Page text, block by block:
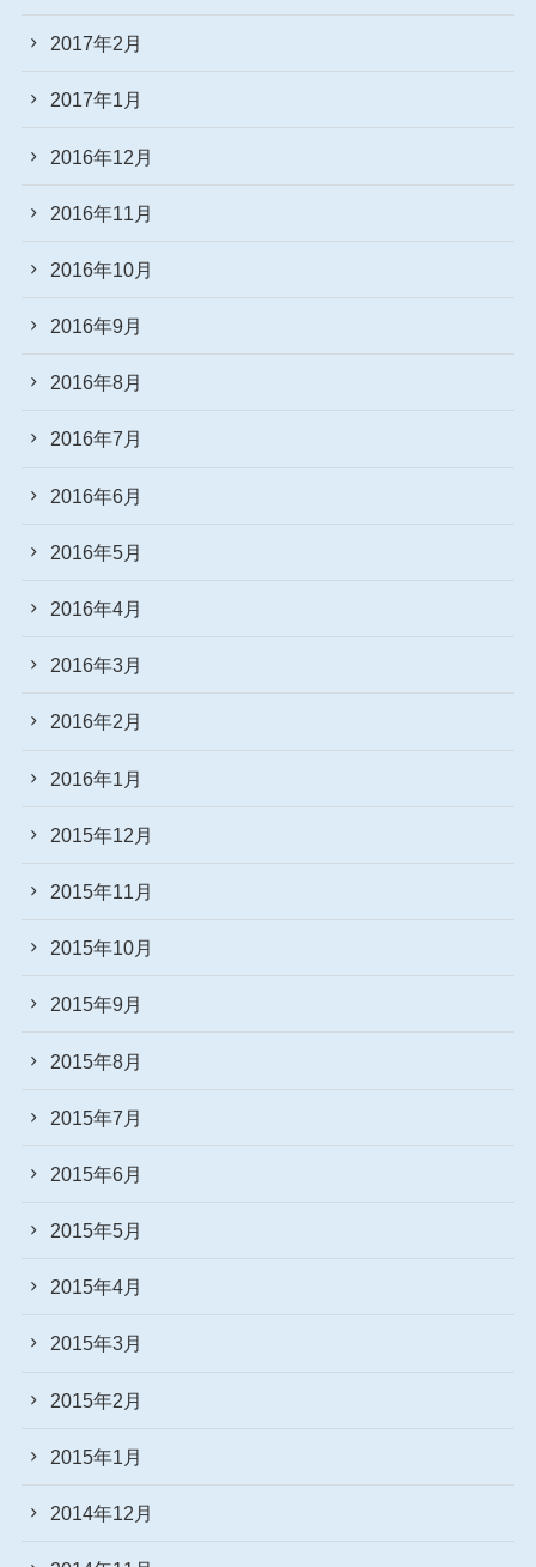
2017年2月
2017年1月
2016年12月
2016年11月
2016年10月
2016年9月
2016年8月
2016年7月
2016年6月
2016年5月
2016年4月
2016年3月
2016年2月
2016年1月
2015年12月
2015年11月
2015年10月
2015年9月
2015年8月
2015年7月
2015年6月
2015年5月
2015年4月
2015年3月
2015年2月
2015年1月
2014年12月